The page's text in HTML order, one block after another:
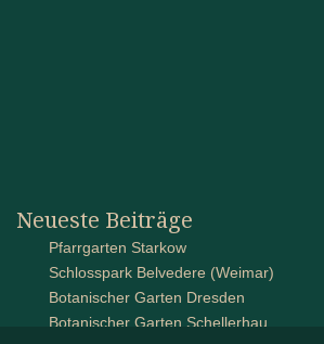
Neueste Beiträge
Pfarrgarten Starkow
Schlosspark Belvedere (Weimar)
Botanischer Garten Dresden
Botanischer Garten Schellerhau